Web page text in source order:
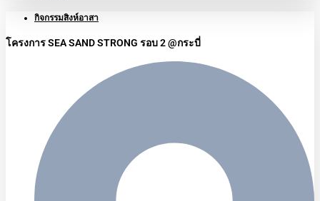
กิจกรรมสิงห์อาสา
โครงการ SEA SAND STRONG รอบ 2 @กระบี่